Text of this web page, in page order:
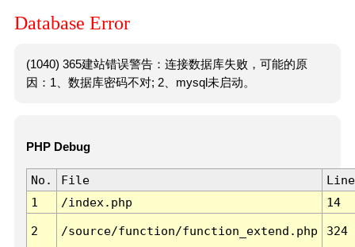
Database Error
(1040) 365建站错误警告：连接数据库失败，可能的原
因：1、数据库密码不对; 2、mysql未启动。
PHP Debug
No. File
Line
1
/index.php 14
2 /source/function/function_extend.php 324